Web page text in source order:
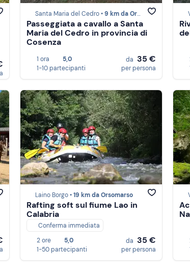
Santa Maria del Cedro •9 km da Orsomarso
Passeggiata a cavallo a Santa
Maria del Cedro in provincia di
Cosenza
1 ora
5,0
1-10 partecipanti
da 35 €
per persona
Laino Borgo •19 km da Orsomarso
Rafting soft sul fiume Lao in
Calabria
Conferma immediata
2 ore
5,0
1-50 partecipanti
da 35 €
per persona